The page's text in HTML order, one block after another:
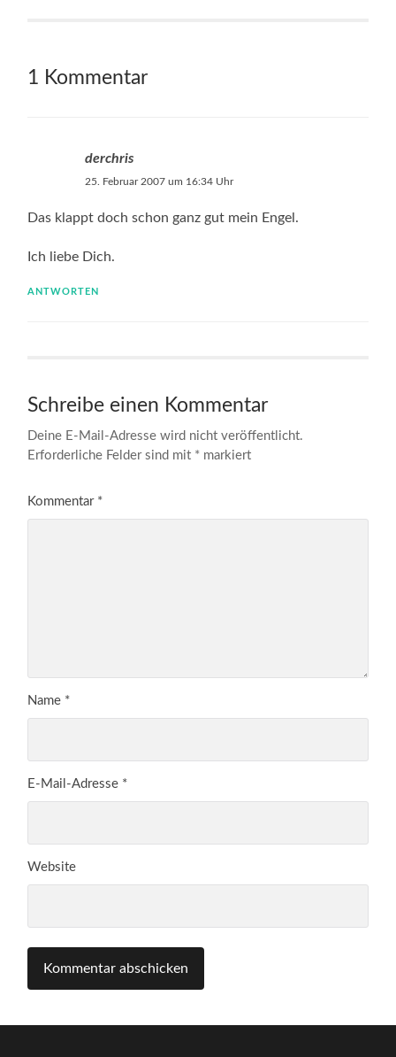
1 Kommentar
derchris
25. Februar 2007 um 16:34 Uhr
Das klappt doch schon ganz gut mein Engel.
Ich liebe Dich.
ANTWORTEN
Schreibe einen Kommentar
Deine E-Mail-Adresse wird nicht veröffentlicht.
Erforderliche Felder sind mit * markiert
Kommentar *
Name *
E-Mail-Adresse *
Website